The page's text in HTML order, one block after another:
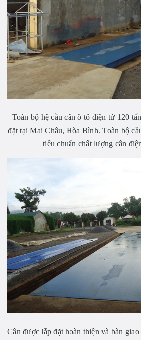
Toàn bộ hệ cầu cân ô tô điện tử 120
đặt tại Mai Châu, Hòa Bình. Toàn bộ
tiêu chuẩn chất lượng cân
Cân được lắp đặt hoàn thiện và bàn